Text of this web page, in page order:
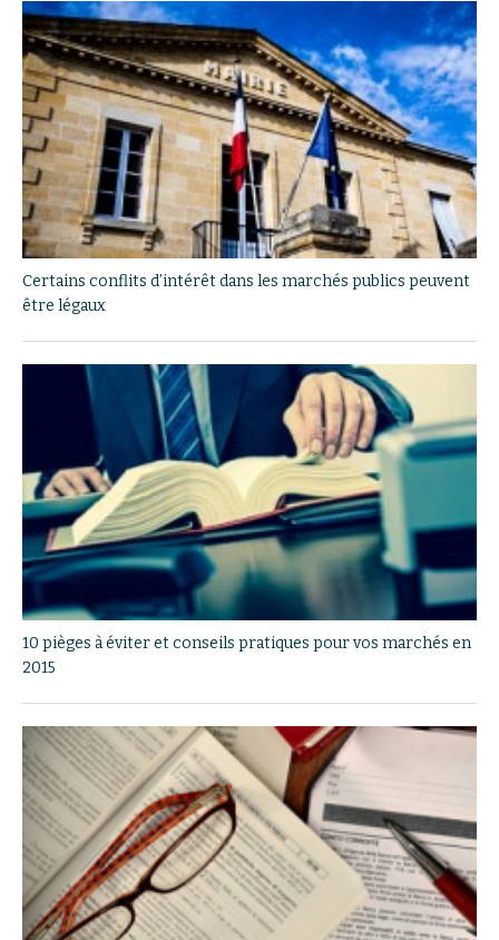
Certains conflits d’intérêt dans les marchés publics peuvent
être légaux
10 pièges à éviter et conseils pratiques pour vos marchés en
2015